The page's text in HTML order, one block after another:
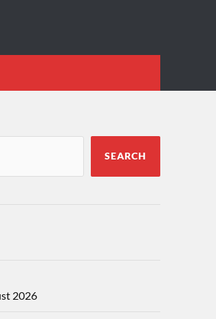
SEARCH
2026